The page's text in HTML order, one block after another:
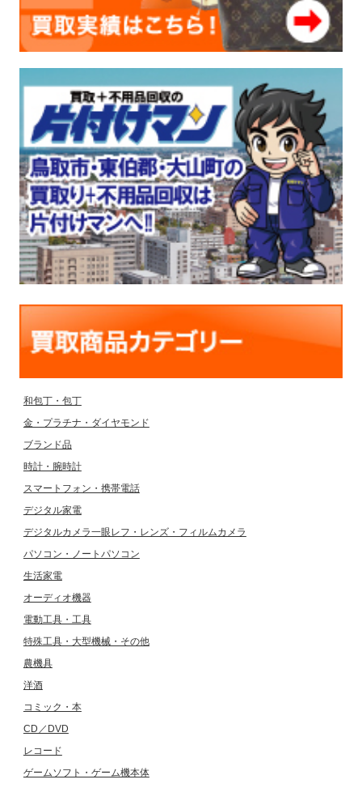
和包丁・包丁
金・プラチナ・ダイヤモンド
ブランド品
時計・腕時計
スマートフォン・携帯電話
デジタル家電
デジタルカメラ一眼レフ・レンズ・フィルムカメラ
パソコン・ノートパソコン
生活家電
オーディオ機器
電動工具・工具
特殊工具・大型機械・その他
農機具
洋酒
コミック・本
CD／DVD
レコード
ゲームソフト・ゲーム機本体